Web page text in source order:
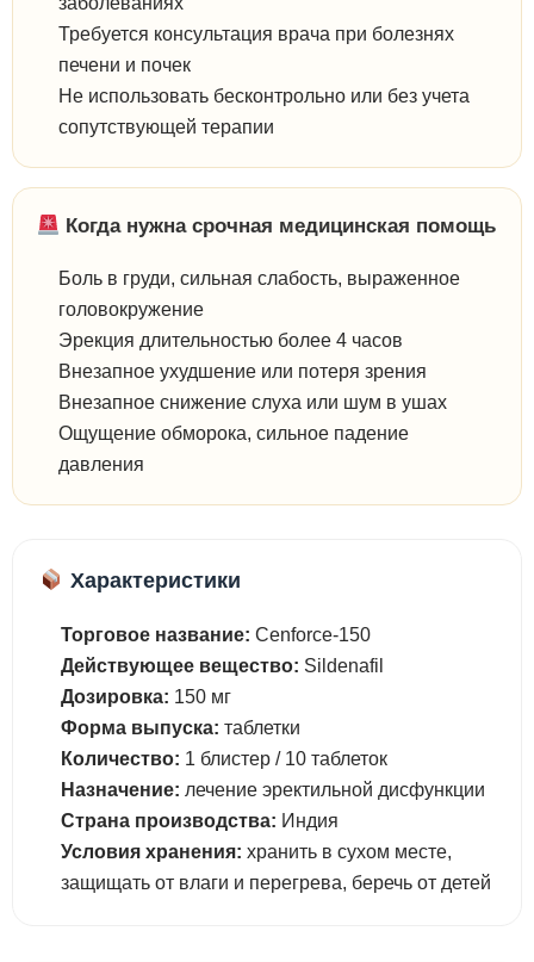
Требуется консультация врача при болезнях
печени и почек
Не использовать бесконтрольно или без учета
сопутствующей терапии
Когда нужна срочная медицинская помощь
Боль в груди, сильная слабость, выраженное
головокружение
Эрекция длительностью более 4 часов
Внезапное ухудшение или потеря зрения
Внезапное снижение слуха или шум в ушах
Ощущение обморока, сильное падение
давления
Характеристики
Торговое название: Cenforce-150
Действующее вещество: Sildenafil
Дозировка: 150 мг
Форма выпуска: таблетки
Количество: 1 блистер / 10 таблеток
Назначение: лечение эректильной дисфункции
Страна производства: Индия
Условия хранения: хранить в сухом месте,
защищать от влаги и перегрева, беречь от детей